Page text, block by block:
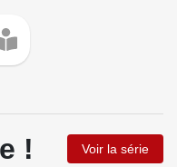
! Voir la série